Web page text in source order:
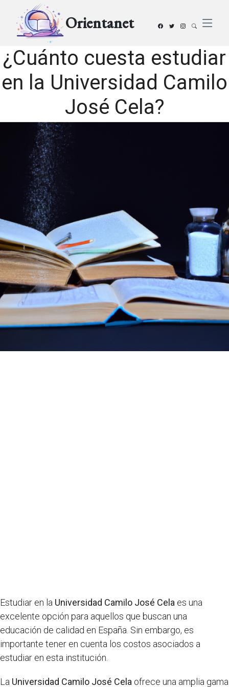
Orientanet
¿Cuánto cuesta estudiar
en la Universidad Camilo
José Cela?
Estudiar en la Universidad Camilo José Cela es una
excelente opción para aquellos que buscan una
educación de calidad en España. Sin embargo, es
importante tener en cuenta los costos asociados a
estudiar en esta institución.
La Universidad Camilo José Cela ofrece una amplia gama